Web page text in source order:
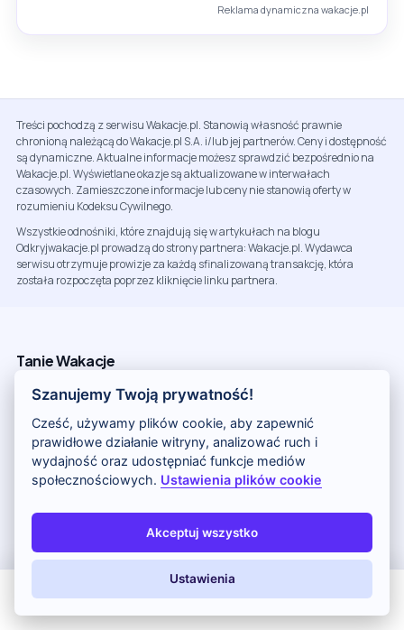
Reklama dynamiczna wakacje.pl
Treści pochodzą z serwisu Wakacje.pl. Stanowią własność prawnie
chronioną należącą do Wakacje.pl S.A. i/lub jej partnerów. Ceny i dostępność
są dynamiczne. Aktualne informacje możesz sprawdzić bezpośrednio na
Wakacje.pl. Wyświetlane okazje są aktualizowane w interwałach
czasowych. Zamieszczone informacje lub ceny nie stanowią oferty w
rozumieniu Kodeksu Cywilnego.
Wszystkie odnośniki, które znajdują się w artykułach na blogu
Odkryjwakacje.pl prowadzą do strony partnera: Wakacje.pl. Wydawca
serwisu otrzymuje prowizje za każdą sfinalizowaną transakcję, która
została rozpoczęta poprzez kliknięcie linku partnera.
Tanie Wakacje
Egipt
Turcja
Tunezja
Grecja
Hiszpania
Cypr
Szanujemy Twoją prywatność!
Cześć, używamy plików cookie, aby zapewnić
prawidłowe działanie witryny, analizować ruch i
wydajność oraz udostępniać funkcje mediów
społecznościowych. Ustawienia plików cookie
Akceptuj wszystko
Ustawienia